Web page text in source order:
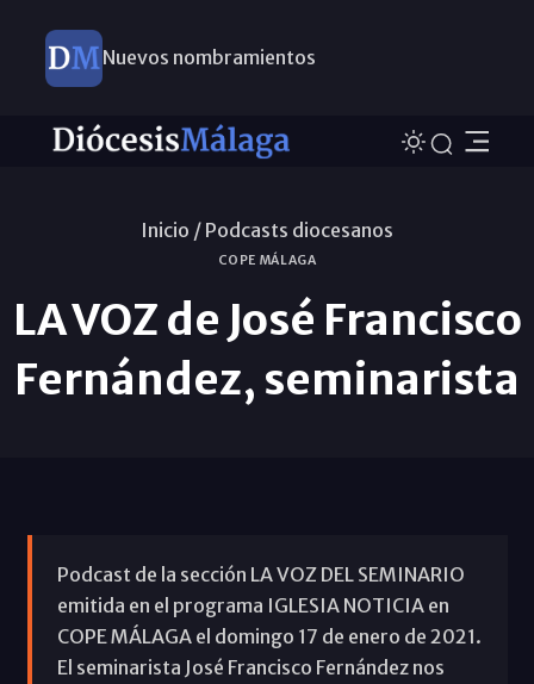
Nuevos nombramientos
Inicio / Podcasts diocesanos
COPE MÁLAGA
LA VOZ de José Francisco
Fernández, seminarista
Podcast de la sección LA VOZ DEL SEMINARIO
emitida en el programa IGLESIA NOTICIA en
COPE MÁLAGA el domingo 17 de enero de 2021.
El seminarista José Francisco Fernández nos